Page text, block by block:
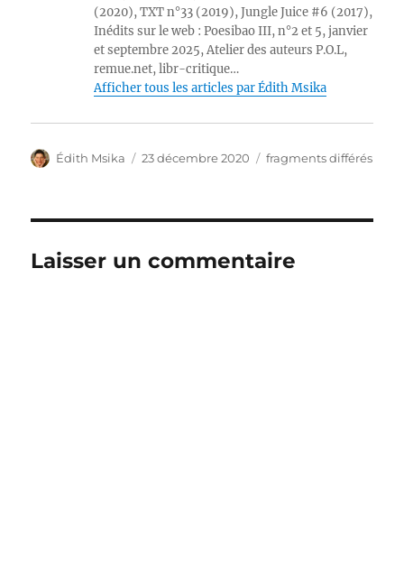
(2020), TXT n°33 (2019), Jungle Juice #6 (2017),
Inédits sur le web : Poesibao III, n°2 et 5, janvier
et septembre 2025, Atelier des auteurs P.O.L,
remue.net, libr-critique…
Afficher tous les articles par Édith Msika
Auteur
Édith Msika
Publié
23 décembre 2020 Catégories
fragments différés
Laisser un commentaire